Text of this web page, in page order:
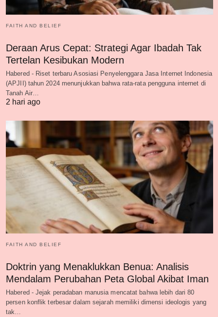
FAITH AND BELIEF
Deraan Arus Cepat: Strategi Agar Ibadah Tak
Tertelan Kesibukan Modern
Habered - Riset terbaru Asosiasi Penyelenggara Jasa Internet Indonesia
(APJII) tahun 2024 menunjukkan bahwa rata-rata pengguna internet di
Tanah Air…
2 hari ago
FAITH AND BELIEF
Doktrin yang Menaklukkan Benua: Analisis
Mendalam Perubahan Peta Global Akibat Iman
Habered - Jejak peradaban manusia mencatat bahwa lebih dari 80
persen konflik terbesar dalam sejarah memiliki dimensi ideologis yang
tak…